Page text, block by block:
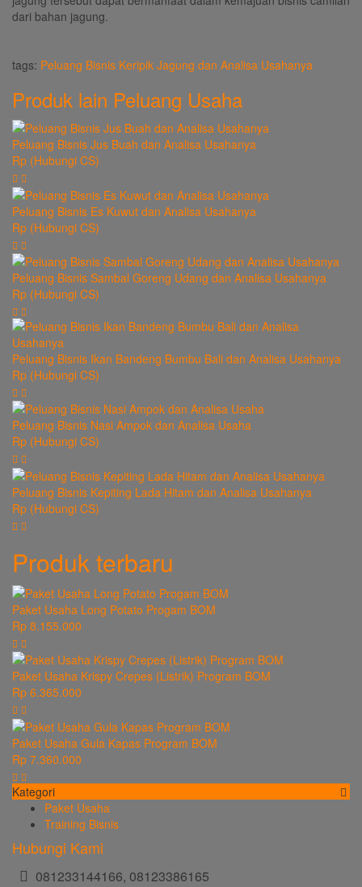
dari bahan jagung.
tags: Peluang Bisnis Keripik Jagung dan Analisa Usahanya
Produk lain Peluang Usaha
Peluang Bisnis Jus Buah dan Analisa Usahanya
Rp (Hubungi CS)
Peluang Bisnis Es Kuwut dan Analisa Usahanya
Rp (Hubungi CS)
Peluang Bisnis Sambal Goreng Udang dan Analisa Usahanya
Rp (Hubungi CS)
Peluang Bisnis Ikan Bandeng Bumbu Bali dan Analisa Usahanya
Rp (Hubungi CS)
Peluang Bisnis Nasi Ampok dan Analisa Usaha
Rp (Hubungi CS)
Peluang Bisnis Kepiting Lada Hitam dan Analisa Usahanya
Rp (Hubungi CS)
Produk terbaru
Paket Usaha Long Potato Progam BOM
Rp 8.155.000
Paket Usaha Krispy Crepes (Listrik) Program BOM
Rp 6.365.000
Paket Usaha Gula Kapas Program BOM
Rp 7.360.000
Kategori
Paket Usaha
Training Bisnis
Hubungi Kami
081233144166, 08123386165